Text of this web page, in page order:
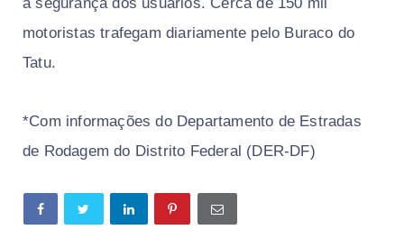
motoristas trafegam diariamente pelo Buraco do
Tatu.
*Com informações do Departamento de Estradas
de Rodagem do Distrito Federal (DER-DF)